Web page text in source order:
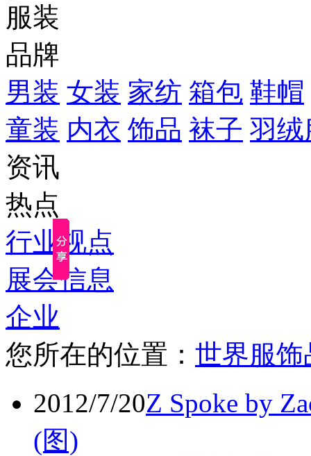
服装
品牌
男装 女装 家纺 箱包 鞋帽
童装 内衣 饰品 袜子 羽绒
资讯
热点
行业视点
展会信息
企业
您所在的位置： 世界服饰
2012/7/20Z Spoke by
(图)